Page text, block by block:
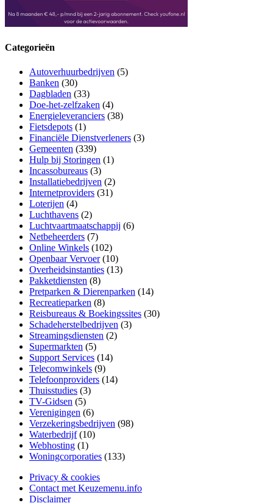
Categorieën
Autoverhuurbedrijven (5)
Banken (30)
Dagbladen (33)
Doe-het-zelfzaken (4)
Energieleveranciers (38)
Fietsdepots (1)
Financiële Dienstverleners (3)
Gemeenten (339)
Hulp bij Storingen (1)
Incassobureaus (3)
Installatiebedrijven (2)
Internetproviders (31)
Loterijen (4)
Luchthavens (2)
Luchtvaartmaatschappij (6)
Netbeheerders (7)
Online Winkels (102)
Openbaar Vervoer(10)
Overheidsinstanties (13)
Pakketdiensten (8)
Pretparken & Dierenparken (14)
Recreatieparken (8)
Reisbureaus & Boekingssites (30)
Schadeherstelbedrijven (3)
Streamingsdiensten (2)
Supermarkten (5)
Support Services (14)
Telecomwinkels (9)
Telefoonproviders (14)
Thuisstudies (3)
TV-Gidsen (5)
Verenigingen (6)
Verzekeringsbedrijven (98)
Waterbedrijf(10)
Webhosting (1)
Woningcorporaties (133)
Privacy & cookies
Contact met Keuzemenu.info
Disclaimer